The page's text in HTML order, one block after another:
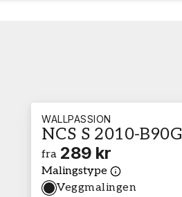
WALLPASSION
NCS S 2010-B90G
fra 289 kr
Malingstype
Veggmalingen